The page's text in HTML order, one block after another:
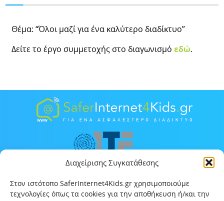
Διαχείρισης Συγκατάθεσης
Στον ιστότοπο SaferInternet4Kids.gr χρησιμοποιούμε
τεχνολογίες όπως τα cookies για την αποθήκευση ή/και την
Θέμα: “Όλοι μαζί για ένα καλύτερο διαδίκτυο”
Δείτε το έργο συμμετοχής στο διαγωνισμόεδώ.